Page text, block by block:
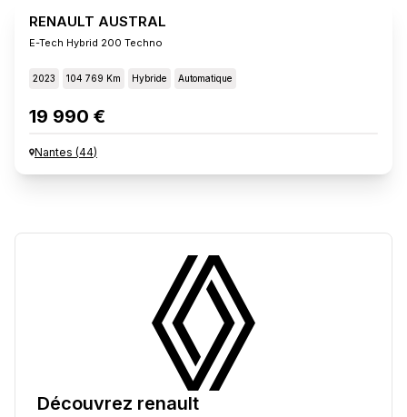
RENAULT AUSTRAL
E-Tech Hybrid 200 Techno
2023 104 769 Km Hybride Automatique
19 990 €
Nantes (44)
Découvrez renault